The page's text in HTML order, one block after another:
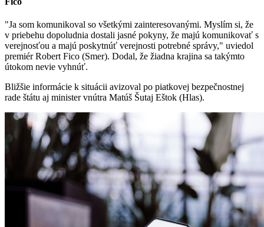
"Ja som komunikoval so všetkými zainteresovanými. Myslím si, že
v priebehu dopoludnia dostali jasné pokyny, že majú komunikovať s
verejnosťou a majú poskytnúť verejnosti potrebné správy," uviedol
premiér Robert Fico (Smer). Dodal, že žiadna krajina sa takýmto
útokom nevie vyhnúť.
Bližšie informácie k situácii avizoval po piatkovej bezpečnostnej
rade štátu aj minister vnútra Matúš Šutaj Eštok (Hlas).